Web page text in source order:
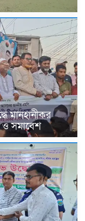
মানহানীকর
ও সমাবেশ